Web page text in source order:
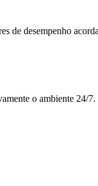
de desempenho
o ambiente 24/7.